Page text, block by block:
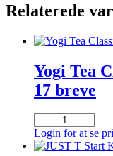
Relaterede
Yogi Tea
17 breve
Tea
Classic
Login for at se